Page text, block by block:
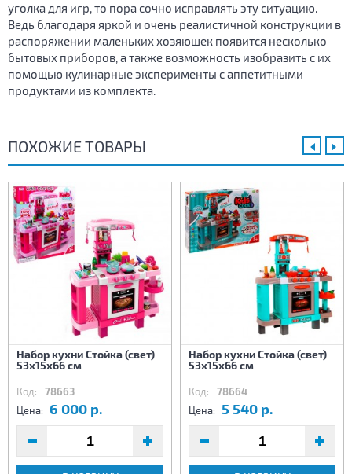
уголка для игр, то пора сочно исправлять эту ситуацию.
Ведь благодаря яркой и очень реалистичной конструкции в
распоряжении маленьких хозяюшек появится несколько
бытовых приборов, а также возможность изобразить с их
помощью кулинарные эксперименты с аппетитными
продуктами из комплекта.
ПОХОЖИЕ ТОВАРЫ
Набор кухни Стойка (свет)
53х15х66 см
Код: 78663
Цена: 6 000 р.
Набор кухни Стойка (свет)
53х15х66 см
Код: 78664
Цена: 5 540 р.